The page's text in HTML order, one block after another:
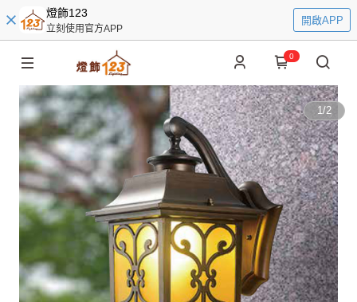
燈飾123
立刻使用官方APP
開啟APP
0
1/2